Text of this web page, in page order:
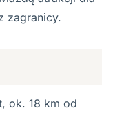
zagranicy.
ok. 18 km od